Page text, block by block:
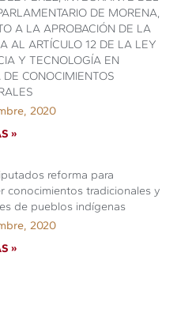
DE MORENA,
A LA APROBACIÓN DE LA
AL ARTÍCULO 12 DE LA LEY
Y TECNOLOGÍA EN
DE CONOCIMIENTOS
2020
»
reforma para
conocimientos tradicionales y
de pueblos indígenas
2020
»